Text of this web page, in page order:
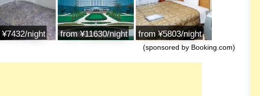
night from ‎¥11630/night from ¥5803/night
(sponsored by Booking.com)